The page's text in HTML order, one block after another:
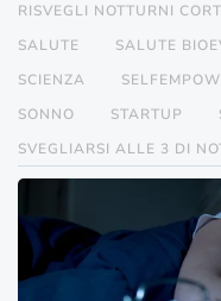
RISVEGLI NOTTURNI
SALUTE
SALUTE
SCIENZA
SONNO
STARTUP
SVEGLIARSI ALLE 3 DI